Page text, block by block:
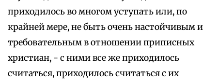
приходилось во многом уступать или, по
крайней мере, не быть очень настойчивым и
требовательным в отношении приписных
христиан, - с ними все же приходилось
считаться, приходилось считаться с их